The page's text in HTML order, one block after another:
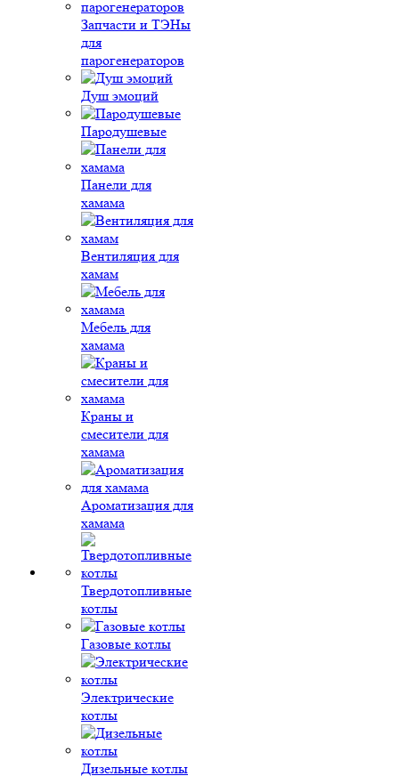
Запчасти и ТЭНы
для
парогенераторов
Душ эмоций
Пародушевые
Панели для
хамама
Вентиляция для
хамам
Мебель для
хамама
Краны и
смесители для
хамама
Ароматизация для
хамама
Твердотопливные
котлы
Газовые котлы
Электрические
котлы
Дизельные котлы